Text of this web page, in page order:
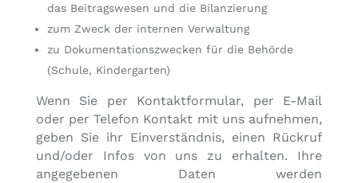
das Beitragswesen und die Bilanzierung
zum Zweck der internen Verwaltung
zu Dokumentationszwecken für die Behörde
(Schule, Kindergarten)
Wenn Sie per Kontaktformular, per E-Mail
oder per Telefon Kontakt mit uns aufnehmen,
geben Sie ihr Einverständnis, einen Rückruf
und/oder Infos von uns zu erhalten. Ihre
angegebenen Daten werden